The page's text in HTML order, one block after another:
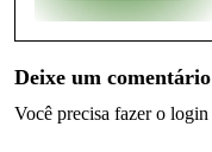
Deixe um comentário
Você precisa fazer o login